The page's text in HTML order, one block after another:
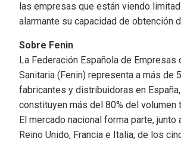
las empresas que están viendo
alarmante su capacidad de obtención
Sobre Fenin
La Federación Española de Empresas
Sanitaria (Fenin) representa a más de
fabricantes y distribuidoras en
constituyen más del 80% del volumen
El mercado nacional forma parte, junto
Reino Unido, Francia e Italia, de los